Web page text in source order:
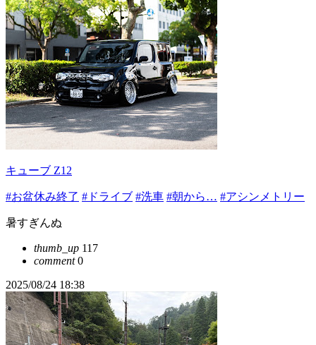
キューブ Z12
#お盆休み終了 #ドライブ #洗車 #朝から… #アシンメトリー
暑すぎんぬ
thumb_up 117
comment0
2025/08/24 18:38